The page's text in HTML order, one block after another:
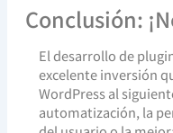
Conclusión:
El desarrollo de
excelente inversión
WordPress al
automatización, la